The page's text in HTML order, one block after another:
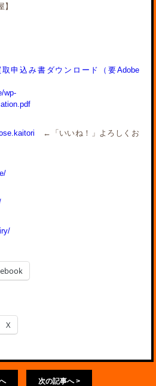
申込み書ダウンロード（要Adobe
wp-
←「いいね！」よろしくお
X
次の記事へ >